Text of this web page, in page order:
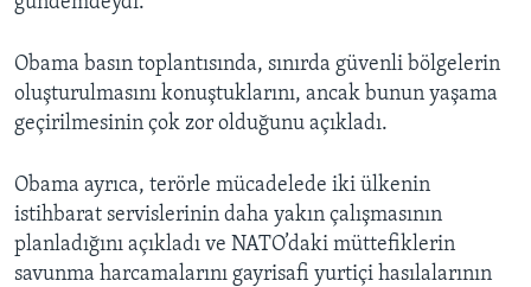
Obama basın toplantısında, sınırda güvenli bölgelerin
oluşturulmasını konuştuklarını, ancak bunun yaşama
geçirilmesinin çok zor olduğunu açıkladı.
Obama ayrıca, terörle mücadelede iki ülkenin
istihbarat servislerinin daha yakın çalışmasının
planladığını açıkladı ve NATO’daki müttefiklerin
savunma harcamalarını gayrisafi yurtiçi hasılalarının